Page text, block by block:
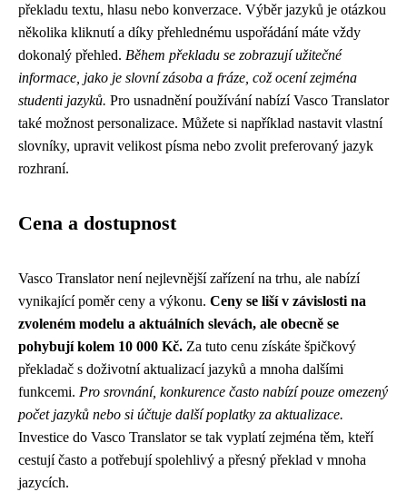
překladu textu, hlasu nebo konverzace. Výběr jazyků je otázkou
několika kliknutí a díky přehlednému uspořádání máte vždy
dokonalý přehled. Během překladu se zobrazují užitečné
informace, jako je slovní zásoba a fráze, což ocení zejména
studenti jazyků. Pro usnadnění používání nabízí Vasco Translator
také možnost personalizace. Můžete si například nastavit vlastní
slovníky, upravit velikost písma nebo zvolit preferovaný jazyk
rozhraní.
Cena a dostupnost
Vasco Translator není nejlevnější zařízení na trhu, ale nabízí
vynikající poměr ceny a výkonu. Ceny se liší v závislosti na
zvoleném modelu a aktuálních slevách, ale obecně se
pohybují kolem 10 000 Kč. Za tuto cenu získáte špičkový
překladač s doživotní aktualizací jazyků a mnoha dalšími
funkcemi. Pro srovnání, konkurence často nabízí pouze omezený
počet jazyků nebo si účtuje další poplatky za aktualizace.
Investice do Vasco Translator se tak vyplatí zejména těm, kteří
cestují často a potřebují spolehlivý a přesný překlad v mnoha
jazycích.